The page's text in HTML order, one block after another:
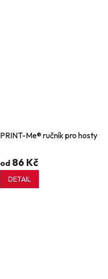
PRINT-Me® ručník pro hosty
od 86 Kč
DETAIL